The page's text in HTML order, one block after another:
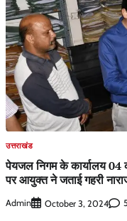
उत्तराखंड
पेयजल निगम के कार्यालय 04
पर आयुक्त ने जताई गहरी
Admin October 3, 2024